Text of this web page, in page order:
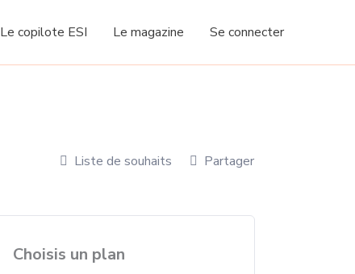
Le copilote ESI Le magazine Se connecter
Liste de souhaits Partager
Choisis un plan